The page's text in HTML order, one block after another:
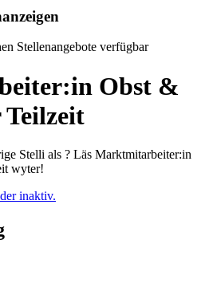
Stellenangebote verfügbar
Obst &
Teilzeit
Stelli als ? Läs Marktmitarbeiter:in
wyter!
inaktiv.